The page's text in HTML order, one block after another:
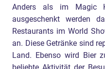
Anders als im Magic
ausgeschenkt werden
Restaurants im World
an. Diese Getränke sind
Land. Ebenso wird Bier